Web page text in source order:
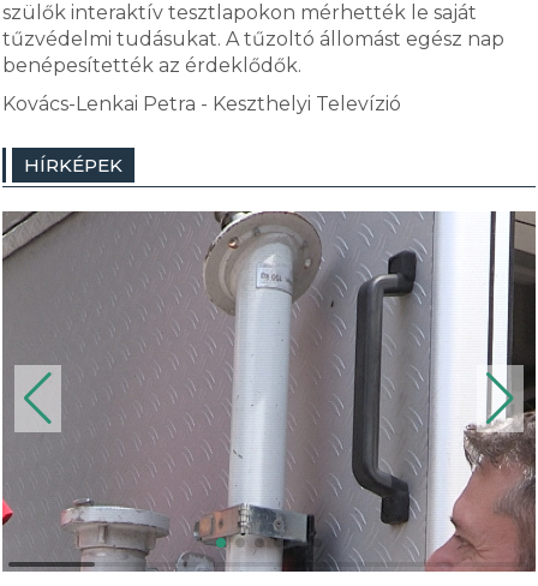
szülők interaktív tesztlapokon mérhették le saját
tűzvédelmi tudásukat. A tűzoltó állomást egész nap
benépesítették az érdeklődők.
Kovács-Lenkai Petra - Keszthelyi Televízió
HÍRKÉPEK